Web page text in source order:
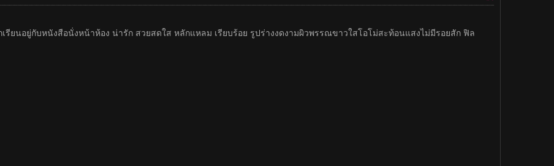
เรียนอยู่กับหนังสือนั่งหน้าห้อง น่ารัก สวยสดใส หลักแหลม เรียบร้อย รูปร่างงดงามผิวพรรณขาวใสโอโม่สะท้อนแสงไม่มีรอยสัก ฟิล